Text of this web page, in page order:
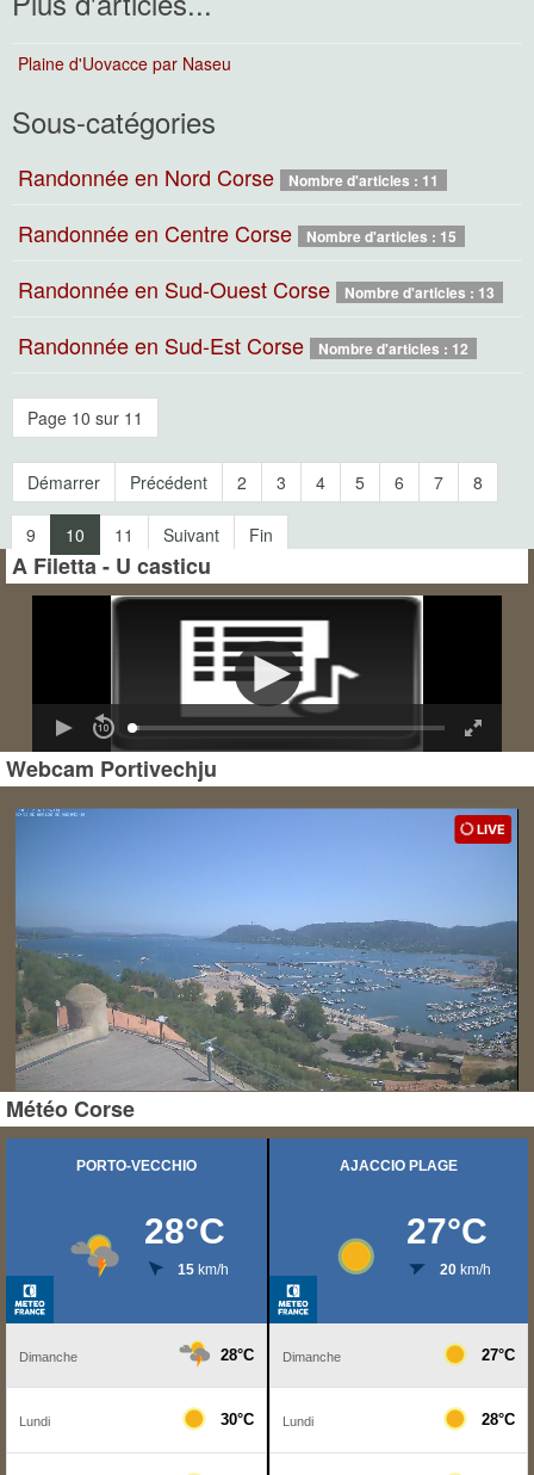
Plaine d'Uovacce par Naseu
Sous-catégories
Randonnée en Nord Corse Nombre d'articles : 11
Randonnée en Centre Corse Nombre d'articles : 15
Randonnée en Sud-Ouest Corse Nombre d'articles : 13
Randonnée en Sud-Est Corse Nombre d'articles : 12
Page 10 sur 11
Démarrer Précédent 2 3 4 5 6 7 8
9 10 11 Suivant Fin
A Filetta - U casticu
Webcam Portivechju
Météo Corse